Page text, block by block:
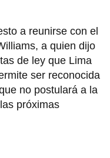
a reunirse con el
a quien dijo
de ley que Lima
ser reconocida
no postulará a la
próximas